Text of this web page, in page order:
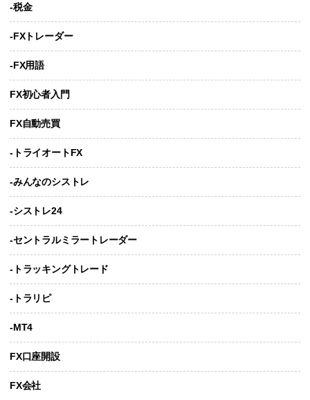
-税金
-FXトレーダー
-FX用語
FX初心者入門
FX自動売買
-トライオートFX
-みんなのシストレ
-シストレ24
-セントラルミラートレーダー
-トラッキングトレード
-トラリピ
-MT4
FX口座開設
FX会社